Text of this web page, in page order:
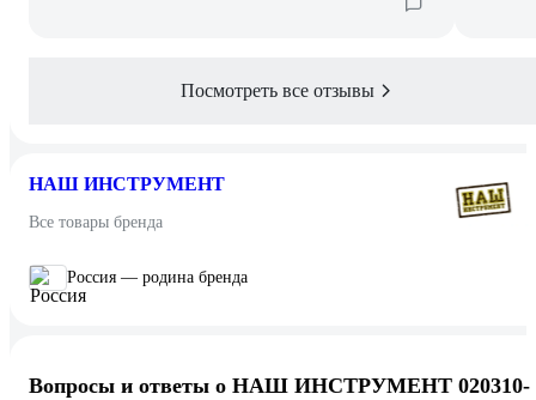
Посмотреть все отзывы
НАШ ИНСТРУМЕНТ
Все товары бренда
Россия — родина бренда
Вопросы и ответы о НАШ ИНСТРУМЕНТ 020310-